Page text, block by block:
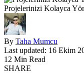
Projelerinizi Kolayca
By Taha Mumcu
Last updated: 16 Ekim
12 Min Read
SHARE